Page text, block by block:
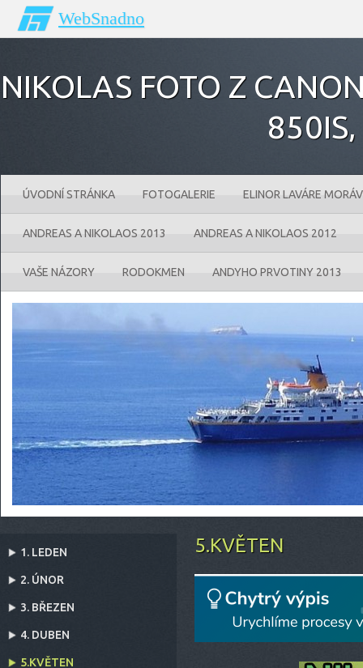
WebSnadno
NIKOLAS FOTO Z
ÚVODNÍ STRÁNKA FOTOGALERIE ELINOR LAVÁRE
ANDREAS A NIKOLAOS 2013 ANDREAS A NIKOLAOS 2012
VAŠE NÁZORY RODOKMEN ANDYHO PRVOTINY 2013
5.KVĚTEN
1. LEDEN
2. ÚNOR
3. BŘEZEN
4. DUBEN
5.KVĚTEN